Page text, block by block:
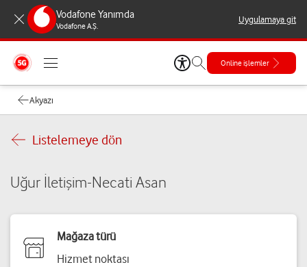
Vodafone Yanımda
Vodafone A.Ş.
Uygulamaya git
Online işlemler
Akyazı
Listelemeye dön
Uğur İletişim-Necati Asan
Mağaza türü
Hizmet noktası